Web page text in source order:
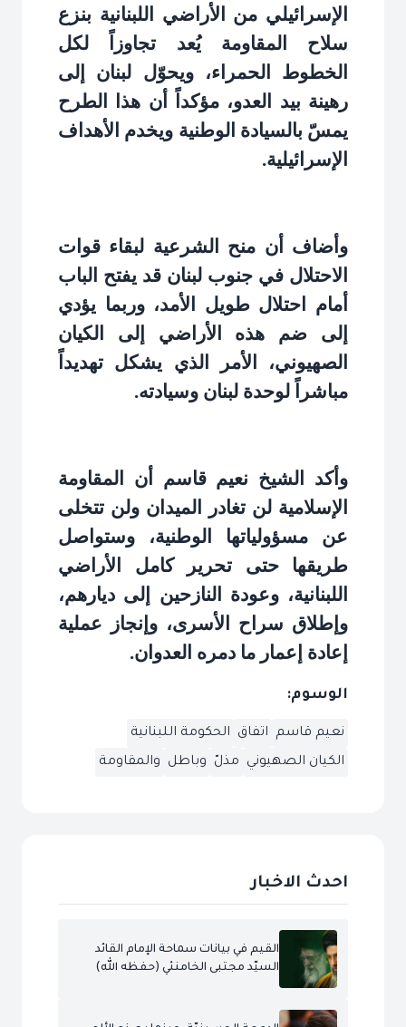
الإسرائيلي من الأراضي اللبنانية بنزع
سلاح المقاومة يُعد تجاوزاً لكل
الخطوط الحمراء، ويحوّل لبنان إلى
رهينة بيد العدو، مؤكداً أن هذا الطرح
يمسّ بالسيادة الوطنية ويخدم الأهداف
الإسرائيلية.
وأضاف أن منح الشرعية لبقاء قوات
الاحتلال في جنوب لبنان قد يفتح الباب
أمام احتلال طويل الأمد، وربما يؤدي
إلى ضم هذه الأراضي إلى الكيان
الصهيوني، الأمر الذي يشكل تهديداً
مباشراً لوحدة لبنان وسيادته.
وأكد الشيخ نعيم قاسم أن المقاومة
الإسلامية لن تغادر الميدان ولن تتخلى
عن مسؤولياتها الوطنية، وستواصل
طريقها حتى تحرير كامل الأراضي
اللبنانية، وعودة النازحين إلى ديارهم،
وإطلاق سراح الأسرى، وإنجاز عملية
إعادة إعمار ما دمره العدوان.
الوسوم:
نعيم قاسم اتفاق
الحكومة اللبنانية
الكيان الصهيوني
مذلّ وباطل والمقاومة
احدث الاخبار
القيم في بيانات سماحة الإمام القائد
السيّد مجتبى الخامنئي (حفظه الله)